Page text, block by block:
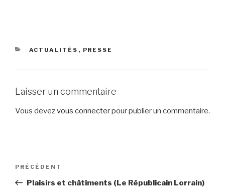
CATÉGORIES
ACTUALITÉS , PRESSE
Laisser un commentaire
Vous devezvous connecterpour publier un commentaire.
Navigation
l’article
Article
précédent
PRÉCÉDENT
Plaisirs et châtiments (Le Républicain Lorrain)